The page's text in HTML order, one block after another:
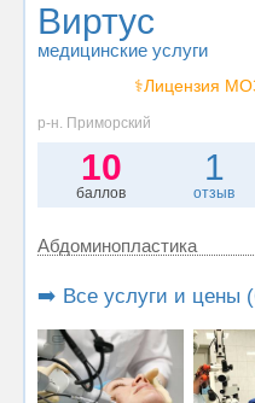
Виртус
медицинские услуги
⚕️Лицензия
р-н. Приморский
10
баллов
1
отзыв
Абдоминопластика
➡️ Все услуги и цены